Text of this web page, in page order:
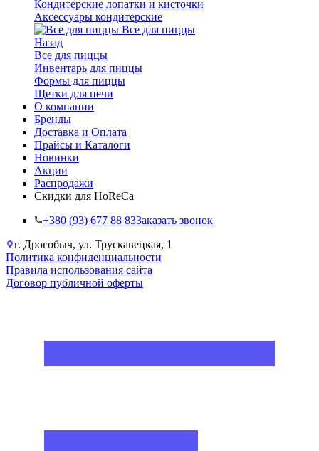
Кондитерские лопатки и кисточки
Аксессуары кондитерские
Все для пиццы
Назад
Все для пиццы
Инвентарь для пиццы
Формы для пиццы
Щетки для печи
О компании
Бренды
Доставка и Оплата
Прайсы и Каталоги
Новинки
Акции
Распродажи
Скидки для HoReCa
+38‎0 (93) 677 88 83Заказать звонок
г. Дрогобыч, ул. Трускавецкая, 1
Политика конфиденциальности
Правила использования сайта
Договор публичной оферты